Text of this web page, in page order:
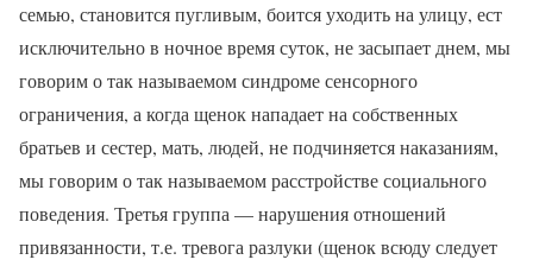
семью, становится пугливым, боится уходить на улицу, ест
исключительно в ночное время суток, не засыпает днем, мы
говорим о так называемом синдроме сенсорного
ограничения, а когда щенок нападает на собственных
братьев и сестер, мать, людей, не подчиняется наказаниям,
мы говорим о так называемом расстройстве социального
поведения. Третья группа — нарушения отношений
привязанности, т.е. тревога разлуки (щенок всюду следует